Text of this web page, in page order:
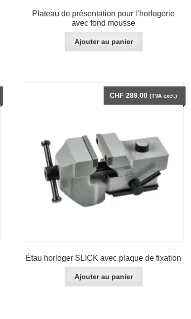
Plateau de présentation pour l’horlogerie
avec fond mousse
Ajouter au panier
Étau horloger SLICK avec plaque de fixation
CHF 289.00 (TVA excl.)
Ajouter au panier